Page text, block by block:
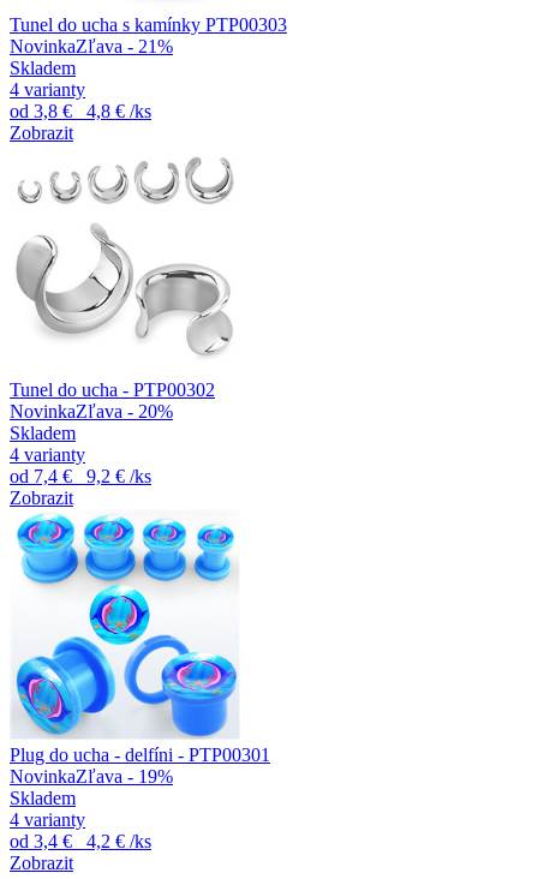
Tunel do ucha s kamínky PTP00303
NovinkaZľava - 21%
Skladem
4 varianty
od 3,8 € 4,8 € /ks
Zobrazit
Tunel do ucha - PTP00302
NovinkaZľava - 20%
Skladem
4 varianty
od 7,4 € 9,2 € /ks
Zobrazit
Plug do ucha - delfíni - PTP00301
NovinkaZľava - 19%
Skladem
4 varianty
od 3,4 € 4,2 € /ks
Zobrazit